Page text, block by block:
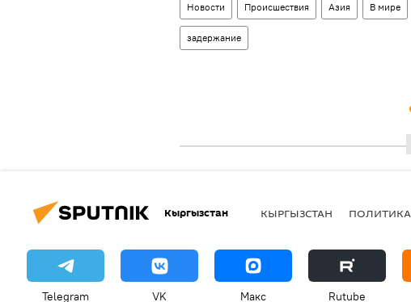
Новости Происшествия Азия В мире
задержание
Кыргызстан КЫРГЫЗСТАН ПОЛИТИКА
Telegram VK Макс Rutube